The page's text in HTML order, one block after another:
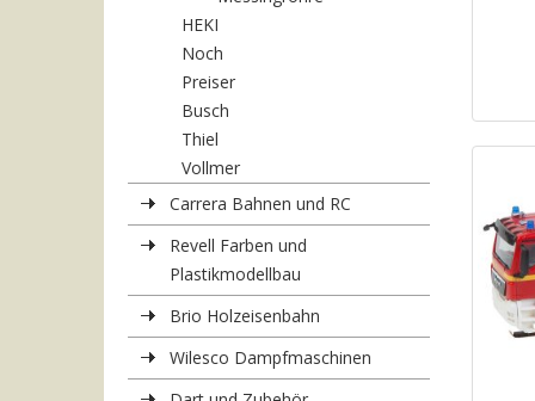
HEKI
Noch
Preiser
Busch
Thiel
Vollmer
Carrera Bahnen und RC
Revell Farben und
Plastikmodellbau
Brio Holzeisenbahn
Wilesco Dampfmaschinen